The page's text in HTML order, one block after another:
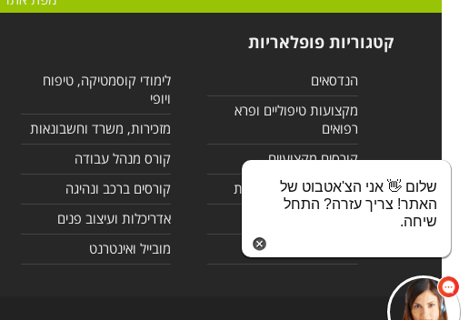
קטגוריות פופלאריות
הנדסאים
מקצועות טיפוליים ופרא
רפואים
קורסים מקצועיים
לימודי מחשבים ורשתות
לימודי קוסמטיקה, טיפוח
ויופי
מזכירות, משרד וחשבונאות
קורס מנהל עבודה
קורסים ברכב ונהיגה
אדריכלות ועיצוב פנים
מובייל ואינטרנט
שלום 👋 אני הצ'אטבוט של
האתר! צריך עזרה? התחל
שיחה.